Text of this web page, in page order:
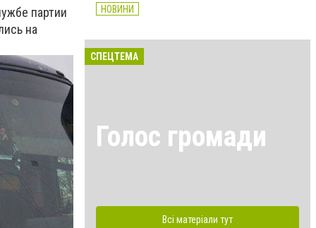
партии
на
НОВИНИ
СПЕЦТЕМА
Голос громади
Всі матеріали тут